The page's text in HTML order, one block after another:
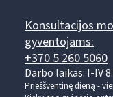
Konsultacijos
gyventojams:
+370 5 260 5060
Darbo laikas: I-IV
Prieššventinę dieną -